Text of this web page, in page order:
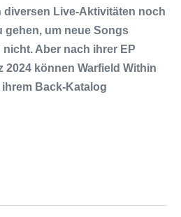
im ROTTSTR5-
diversen Live-Aktivitäten noch
gehen, um neue Songs
Aber nach ihrer EP
2024 können Warfield Within
Back-Katalog